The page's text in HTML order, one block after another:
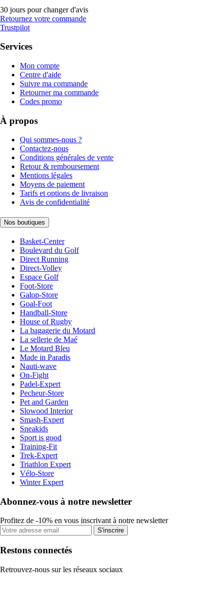
30 jours pour changer d'avis
Retournez votre commande
Trustpilot
Services
Mon compte
Centre d'aide
Suivre ma commande
Retourner ma commande
Codes promo
À propos
Qui sommes-nous ?
Contactez-nous
Conditions générales de vente
Retour & remboursement
Mentions légales
Moyens de paiement
Tarifs et options de livraison
Avis de confidentialité
Nos boutiques
Basket-Center
Boulevard du Golf
Direct Running
Direct-Volley
Espace Golf
Foot-Store
Galop-Store
Goal-Foot
Handball-Store
House of Rugby
La bagagerie du Motard
La sellerie de Maé
Le Motard Bleu
Made in Paradis
Nauti-wave
On-Fight
Padel-Expert
Pecheur-Store
Pet and Garden
Slowood Interior
Smash-Expert
Sneakids
Sport is good
Training-Fit
Trek-Expert
Triathlon Expert
Vélo-Store
Winter Expert
Abonnez-vous à notre newsletter
Profitez de -10% en vous inscrivant à notre newsletter
S'inscrire
Restons connectés
Retrouvez-nous sur les réseaux sociaux